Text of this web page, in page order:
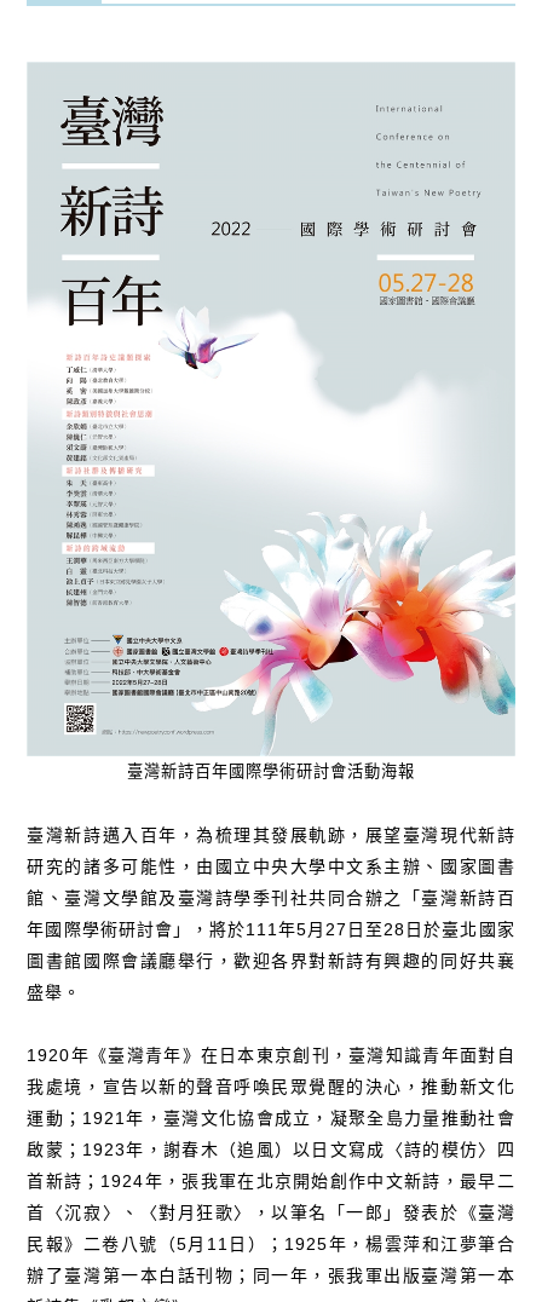
臺灣新詩百年國際學術研討會活動海報
臺灣新詩邁入百年，為梳理其發展軌跡，展望臺灣現代新詩
研究的諸多可能性，由國立中央大學中文系主辦、國家圖書
館、臺灣文學館及臺灣詩學季刊社共同合辦之「臺灣新詩百
年國際學術研討會」，將於111年5月27日至28日於臺北國家
圖書館國際會議廳舉行，歡迎各界對新詩有興趣的同好共襄
盛舉。
1920年《臺灣青年》在日本東京創刊，臺灣知識青年面對自
我處境，宣告以新的聲音呼喚民眾覺醒的決心，推動新文化
運動；1921年，臺灣文化協會成立，凝聚全島力量推動社會
啟蒙；1923年，謝春木（追風）以日文寫成〈詩的模仿〉四
首新詩；1924年，張我軍在北京開始創作中文新詩，最早二
首〈沉寂〉、〈對月狂歌〉，以筆名「一郎」發表於《臺灣
民報》二卷八號（5月11日）；1925年，楊雲萍和江夢筆合
辦了臺灣第一本白話刊物；同一年，張我軍出版臺灣第一本